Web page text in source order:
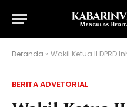
Beranda » Wakil Ketua II DPRD Inhil Hadiri
BERITA ADVETORIAL